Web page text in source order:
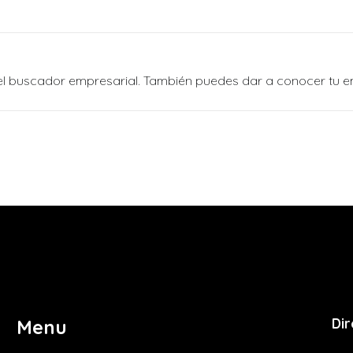
buscador empresarial. También puedes dar a conocer tu
Menu